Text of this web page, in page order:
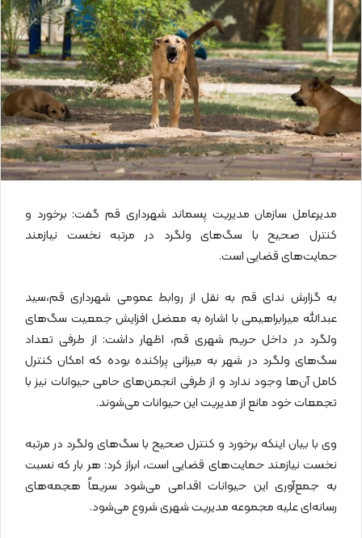
ی
م
ی
ل
مدیرعامل سازمان مدیریت پسماند شهرداری قم گفت: برخورد و
کنترل صحیح با سگ‌های ولگرد در مرتبه نخست نیازمند
حمایت‌های قضایی است.
به گزارش ندای قم به نقل از روابط عمومی شهرداری قم،سید
عبدالله میرابراهیمی با اشاره به معضل افزایش جمعیت سگ‌های
ولگرد در داخل حریم شهری قم، اظهار داشت: از طرفی تعداد
سگ‌های ولگرد در شهر به میزانی پراکنده بوده که امکان کنترل
کامل آن‌ها وجود ندارد و از طرفی انجمن‌های حامی حیوانات نیز با
تجمعات خود مانع از مدیریت این حیوانات می‌شوند.
وی با بیان اینکه برخورد و کنترل صحیح با سگ‌های ولگرد در مرتبه
نخست نیازمند حمایت‌های قضایی است، ابراز کرد: هر بار که نسبت
به جمع‌آوری این حیوانات اقدامی می‌شود سریعاً هجمه‌های
رسانه‌ای علیه مجموعه مدیریت شهری شروع می‌شود.